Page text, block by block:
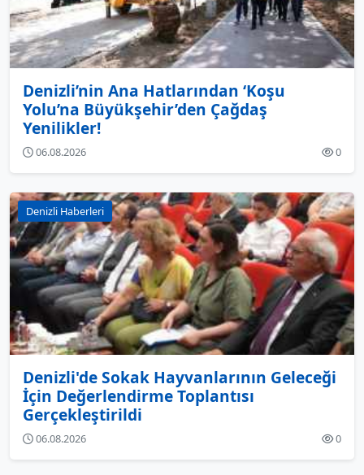
Denizli’nin Ana Hatlarından ‘Koşu
Yolu’na Büyükşehir’den Çağdaş
Yenilikler!
06.08.2026 0
Denizli Haberleri
Denizli'de Sokak Hayvanlarının Geleceği
İçin Değerlendirme Toplantısı
Gerçekleştirildi
06.08.2026 0